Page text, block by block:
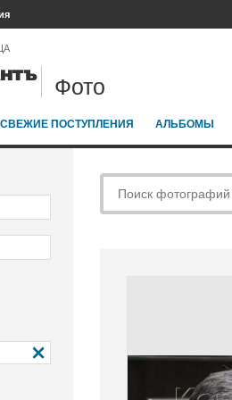
Фото
СВЕЖИЕ ПОСТУПЛЕНИЯ АЛЬБОМЫ